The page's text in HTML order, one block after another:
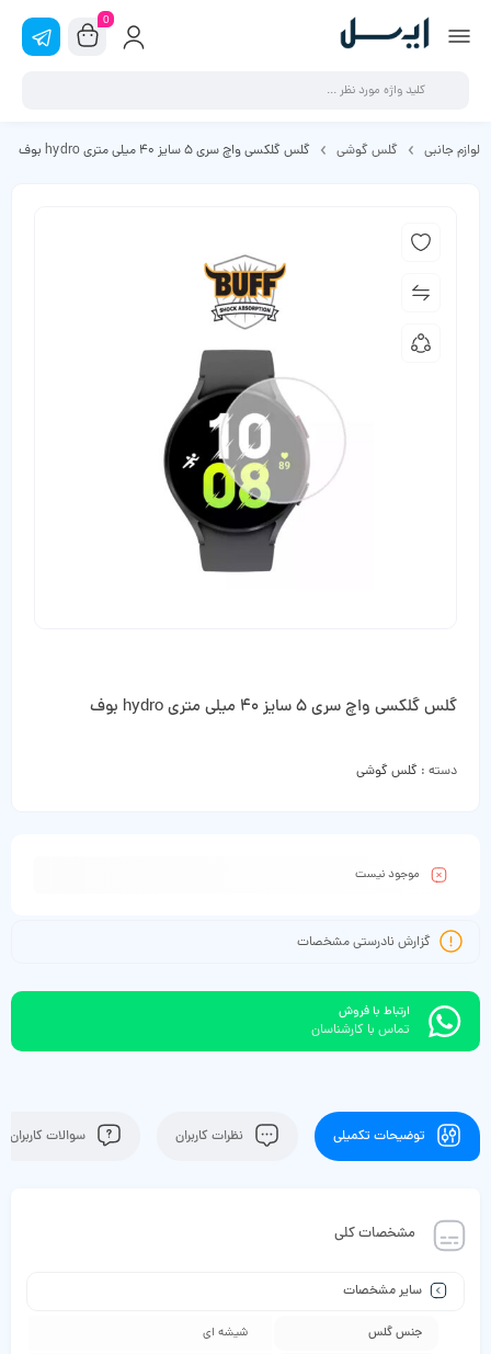
0
لوازم جانبی گلس گوشی گلس گلکسی واچ سری 5 سایز 40 میلی متری hydro بوف
گلس گلکسی واچ سری 5 سایز 40 میلی متری hydro بوف
دسته : گلس گوشی
موجود نیست
گزارش نادرستی مشخصات
ارتباط با فروش
تماس با کارشناسان
توضیحات تکمیلی نظرات کاربران سوالات کاربران
مشخصات کلی
سایر مشخصات
جنس گلس شیشه ای